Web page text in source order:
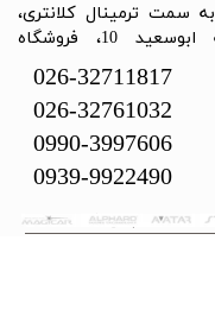
سلما سیستم می‌باشد.
سمت ترمینال کلانتری،
دولت آباد، خیابان نشاط، نبش کوچه ابوسعید 10، فروشگاه
026-32711817
026-32761032
0990-3997606
0939-9922490